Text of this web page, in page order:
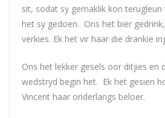
sit, sodat sy gemaklik kon
het sy gedoen. Ons het bier
verkies. Ek het vir haar die drankie
Ons het lekker gesels oor ditjies en
wedstryd begin het. Ek het gesien
Vincent haar onderlangs beloer.